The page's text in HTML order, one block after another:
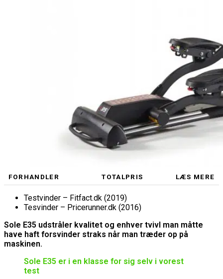
FORHANDLER TOTALPRIS LÆS MERE
Testvinder – Fitfact.dk (2019)
Tesvinder – Pricerunner.dk (2016)
Sole E35 udstråler kvalitet og enhver tvivl man måtte
have haft forsvinder straks når man træder op på
maskinen.
Sole E35 er i en klasse for sig selv i vorest
test